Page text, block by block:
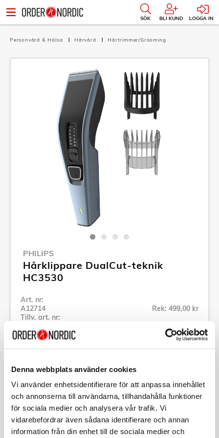
Denna webbplats använder cookies
Vi använder enhetsidentifierare för att anpassa innehållet
och annonserna till användarna, tillhandahålla funktioner
för sociala medier och analysera vår trafik. Vi
vidarebefordrar även sådana identifierare och annan
information från din enhet till de sociala medier och
SÖK BLI KUND LOGGA IN
Personvård & Hälsa Hårvård Hårtrimmer/Grooming
PHILIPS
Hårklippare DualCut-teknik
HC3530
Art. nr:
A12714
Tillv. art. nr:
Rek: 499,00 kr
Se alla produkter inom Philips
Beskrivning
Art. nr:A12714